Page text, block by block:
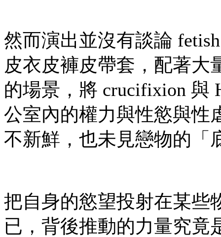
然而演出並沒有談論
皮衣皮褲皮帶套，配著大
的場景，將 crucifixion 與
公室內的權力與性慾與性
不新鮮，也未見戀物的「
把自身的慾望投射在某些
已，背後推動的力量究竟